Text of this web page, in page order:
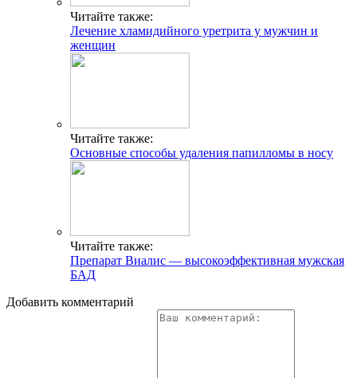
Читайте также:
Лечение хламидийного уретрита у мужчин и
женщин
Читайте также:
Основные способы удаления папилломы в носу
Читайте также:
Препарат Виалис — высокоэффективная мужская
БАД
Добавить комментарий